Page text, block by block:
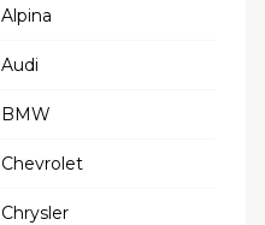
Alpina
Audi
BMW
Chevrolet
Chrysler